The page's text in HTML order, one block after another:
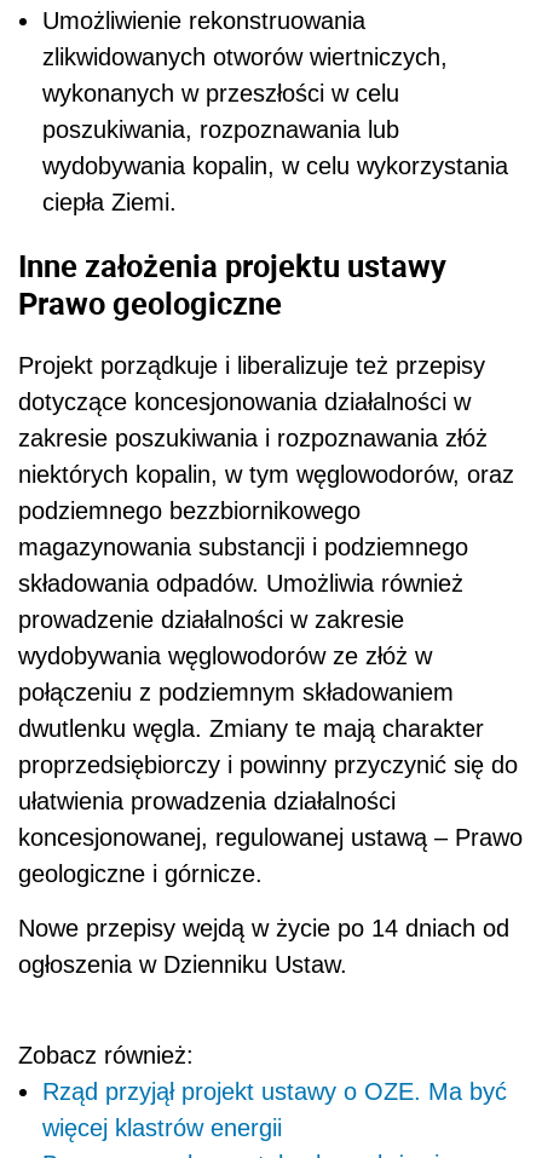
Umożliwienie rekonstruowania
zlikwidowanych otworów wiertniczych,
wykonanych w przeszłości w celu
poszukiwania, rozpoznawania lub
wydobywania kopalin, w celu wykorzystania
ciepła Ziemi.
Inne założenia projektu ustawy
Prawo geologiczne
Projekt porządkuje i liberalizuje też przepisy
dotyczące koncesjonowania działalności w
zakresie poszukiwania i rozpoznawania złóż
niektórych kopalin, w tym węglowodorów, oraz
podziemnego bezzbiornikowego
magazynowania substancji i podziemnego
składowania odpadów. Umożliwia również
prowadzenie działalności w zakresie
wydobywania węglowodorów ze złóż w
połączeniu z podziemnym składowaniem
dwutlenku węgla. Zmiany te mają charakter
proprzedsiębiorczy i powinny przyczynić się do
ułatwienia prowadzenia działalności
koncesjonowanej, regulowanej ustawą – Prawo
geologiczne i górnicze.
Nowe przepisy wejdą w życie po 14 dniach od
ogłoszenia w Dzienniku Ustaw.
Zobacz również:
Rząd przyjął projekt ustawy o OZE. Ma być
więcej klastrów energii